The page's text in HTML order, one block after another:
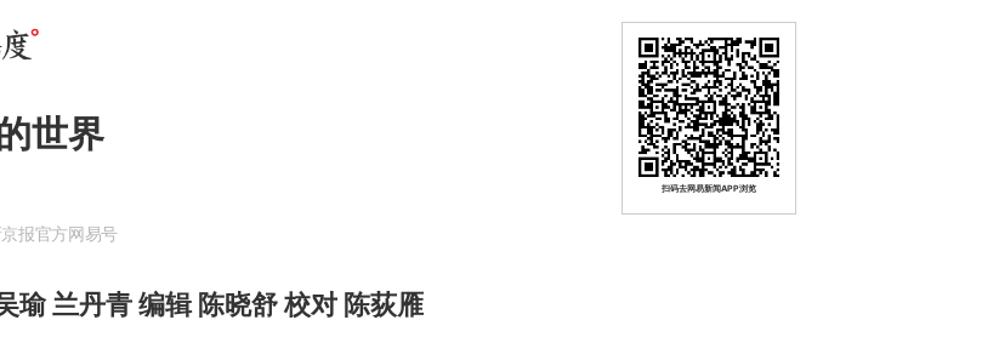
世界
京报官方网易号
瑜 兰丹青 编辑 陈晓舒 校对 陈荻雁
扫码去网易新闻APP浏览